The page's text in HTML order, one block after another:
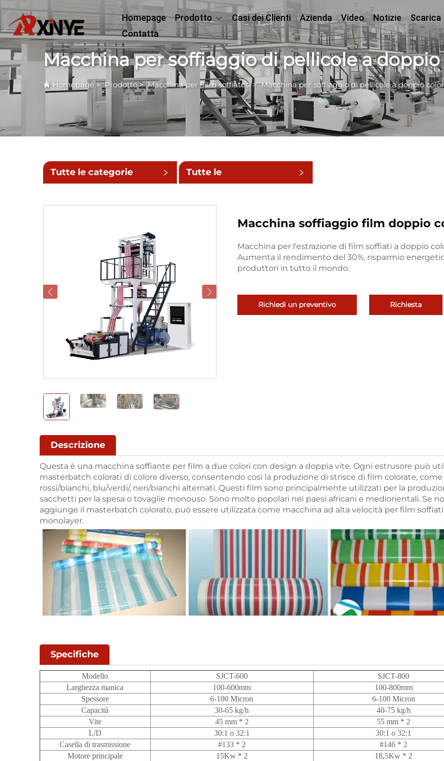
Homepage Prodotto Casi dei Clienti Azienda Video Notizie
Scarica
Contatta
Macchina per soffiaggio di pellicole a
Homepage >Prodotto>Macchina per Film soffiatosi>Macchina per soffiaggio di pellicole a doppio
Tutte le categorie Tutte le
Macchina soffiaggio film doppio
Macchina per l'estrazione di film soffiati a doppio
Aumenta il rendimento del 30%, risparmio
produttori in tutto il mondo.
Richiedi un preventivo Richiesta
Descrizione
Questa è una macchina soffiante per film a due colori con design a doppia vite. Ogni estrusore può
masterbatch colorati di colore diverso, consentendo così la produzione di strisce di film colorate,
rossi/bianchi, blu/verdi/, neri/bianchi alternati. Questi film sono principalmente utilizzati per la
sacchetti per la spesa o tovaglie monouso. Sono molto popolari nei paesi africani e mediorientali. Se
aggiunge il masterbatch colorato, può essere utilizzata come macchina ad alta velocità per film soffiati
monolayer.
Specifiche
Modello SJCT-600
SJCT-800
Larghezza manica
100-600mm
100-800mm
Spessore
6-100 Micron
6-100 Micron
Capacità
30-65 kg/h
40-75 kg/h
Vite
45 mm * 2
55 mm * 2
L/D
30:1 o 32:1
30:1 o 32:1
Casella di trasmissione
#133 * 2
#146 * 2
Motore principale
15Kw * 2
18,5Kw * 2